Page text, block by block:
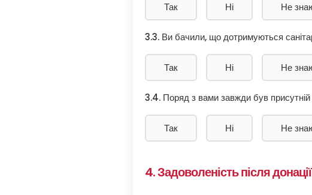
Так Ні Не
3.3. Ви бачили, що дотримуються
Так Ні Не
3.4. Поряд з вами завжди був
Так Ні Не
4. Задоволеність після донації